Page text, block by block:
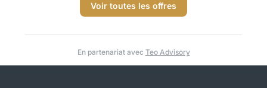
Voir toutes les offres
En partenariat avec Teo Advisory